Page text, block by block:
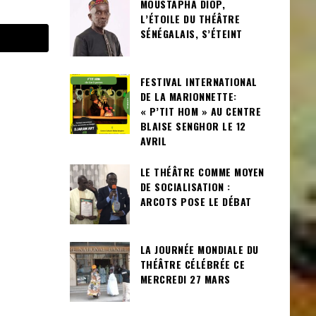
MOUSTAPHA DIOP,
L’ÉTOILE DU THÉÂTRE
SÉNÉGALAIS, S’ÉTEINT
FESTIVAL INTERNATIONAL
DE LA MARIONNETTE:
« P’TIT HOM » AU CENTRE
BLAISE SENGHOR LE 12
AVRIL
LE THÉÂTRE COMME MOYEN
DE SOCIALISATION :
ARCOTS POSE LE DÉBAT
LA JOURNÉE MONDIALE DU
THÉÂTRE CÉLÉBRÉE CE
MERCREDI 27 MARS